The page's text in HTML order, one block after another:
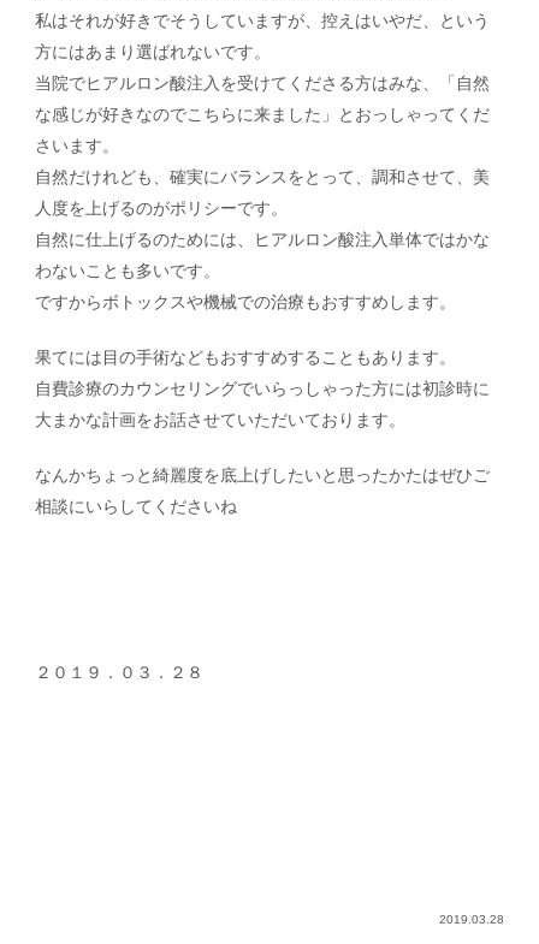
私はそれが好きでそうしていますが、控えはいやだ、という
方にはあまり選ばれないです。
当院でヒアルロン酸注入を受けてくださる方はみな、「自然
な感じが好きなのでこちらに来ました」とおっしゃってくだ
さいます。
自然だけれども、確実にバランスをとって、調和させて、美
人度を上げるのがポリシーです。
自然に仕上げるのためには、ヒアルロン酸注入単体ではかな
わないことも多いです。
ですからボトックスや機械での治療もおすすめします。
果てには目の手術などもおすすめすることもあります。
自費診療のカウンセリングでいらっしゃった方には初診時に
大まかな計画をお話させていただいております。
なんかちょっと綺麗度を底上げしたいと思ったかたはぜひご
相談にいらしてくださいね
２０１９．０３．２８
2019.03.28